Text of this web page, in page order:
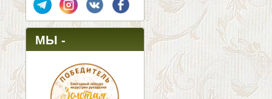
МЫ -
ПОБЕДИТЕЛИ!